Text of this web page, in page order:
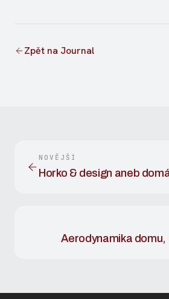
Zpět na Journal
NOVĚJŠÍ
Horko & design aneb
Aerodynamika domu,